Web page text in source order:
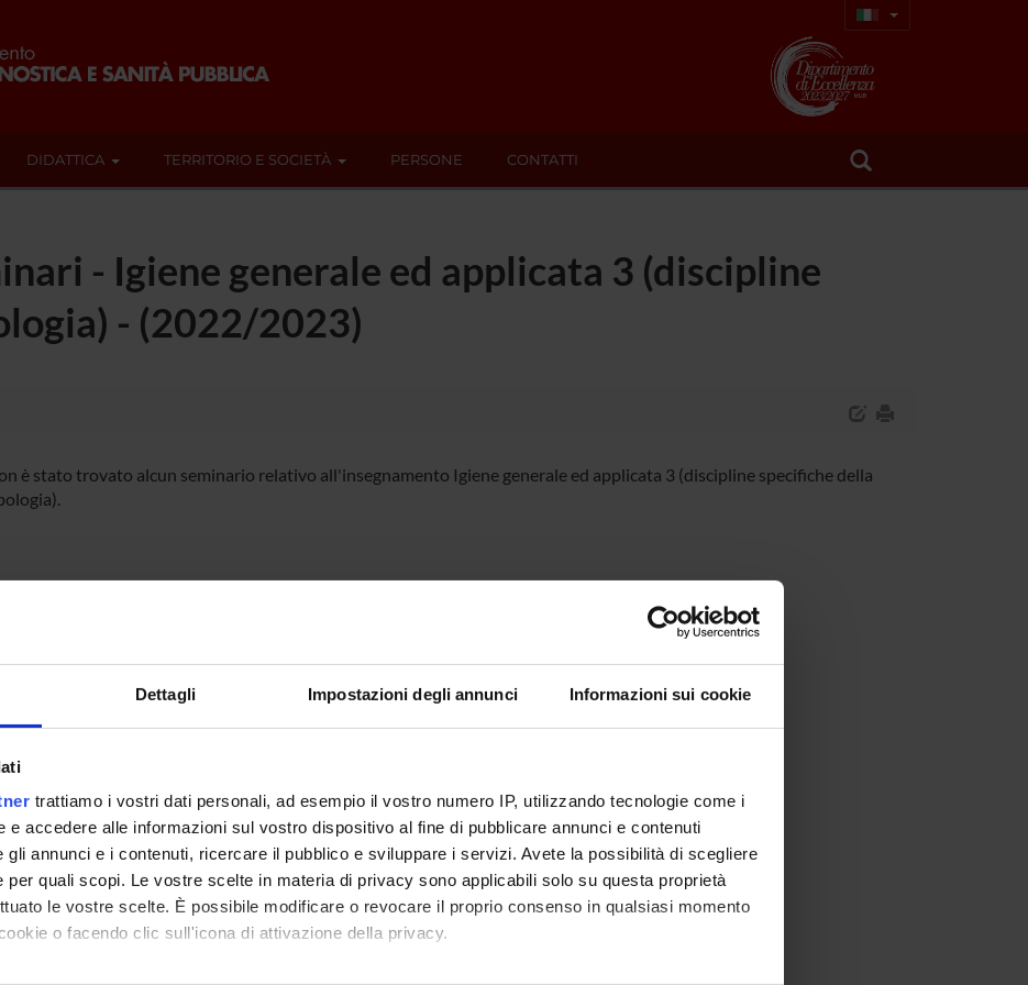
Dettagli Impostazioni degli annunci Informazioni sui cookie
trattiamo i vostri dati personali, ad esempio il vostro numero IP, utilizzando tecnologie come i
e accedere alle informazioni sul vostro dispositivo al fine di pubblicare annunci e contenuti
gli annunci e i contenuti, ricercare il pubblico e sviluppare i servizi. Avete la possibilità di scegliere
per quali scopi. Le vostre scelte in materia di privacy sono applicabili solo su questa proprietà
le vostre scelte. È possibile modificare o revocare il proprio consenso in qualsiasi momento
o facendo clic sull'icona di attivazione della privacy.
DIDATTICA TERRITORIO E SOCIETÀ PERSONE CONTATTI
- Igiene generale ed applicata 3 (discipline
- (2022/2023)
è stato trovato alcun seminario relativo all'insegnamento Igiene generale ed applicata 3 (discipline specifiche della